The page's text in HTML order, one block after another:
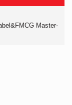
Master-